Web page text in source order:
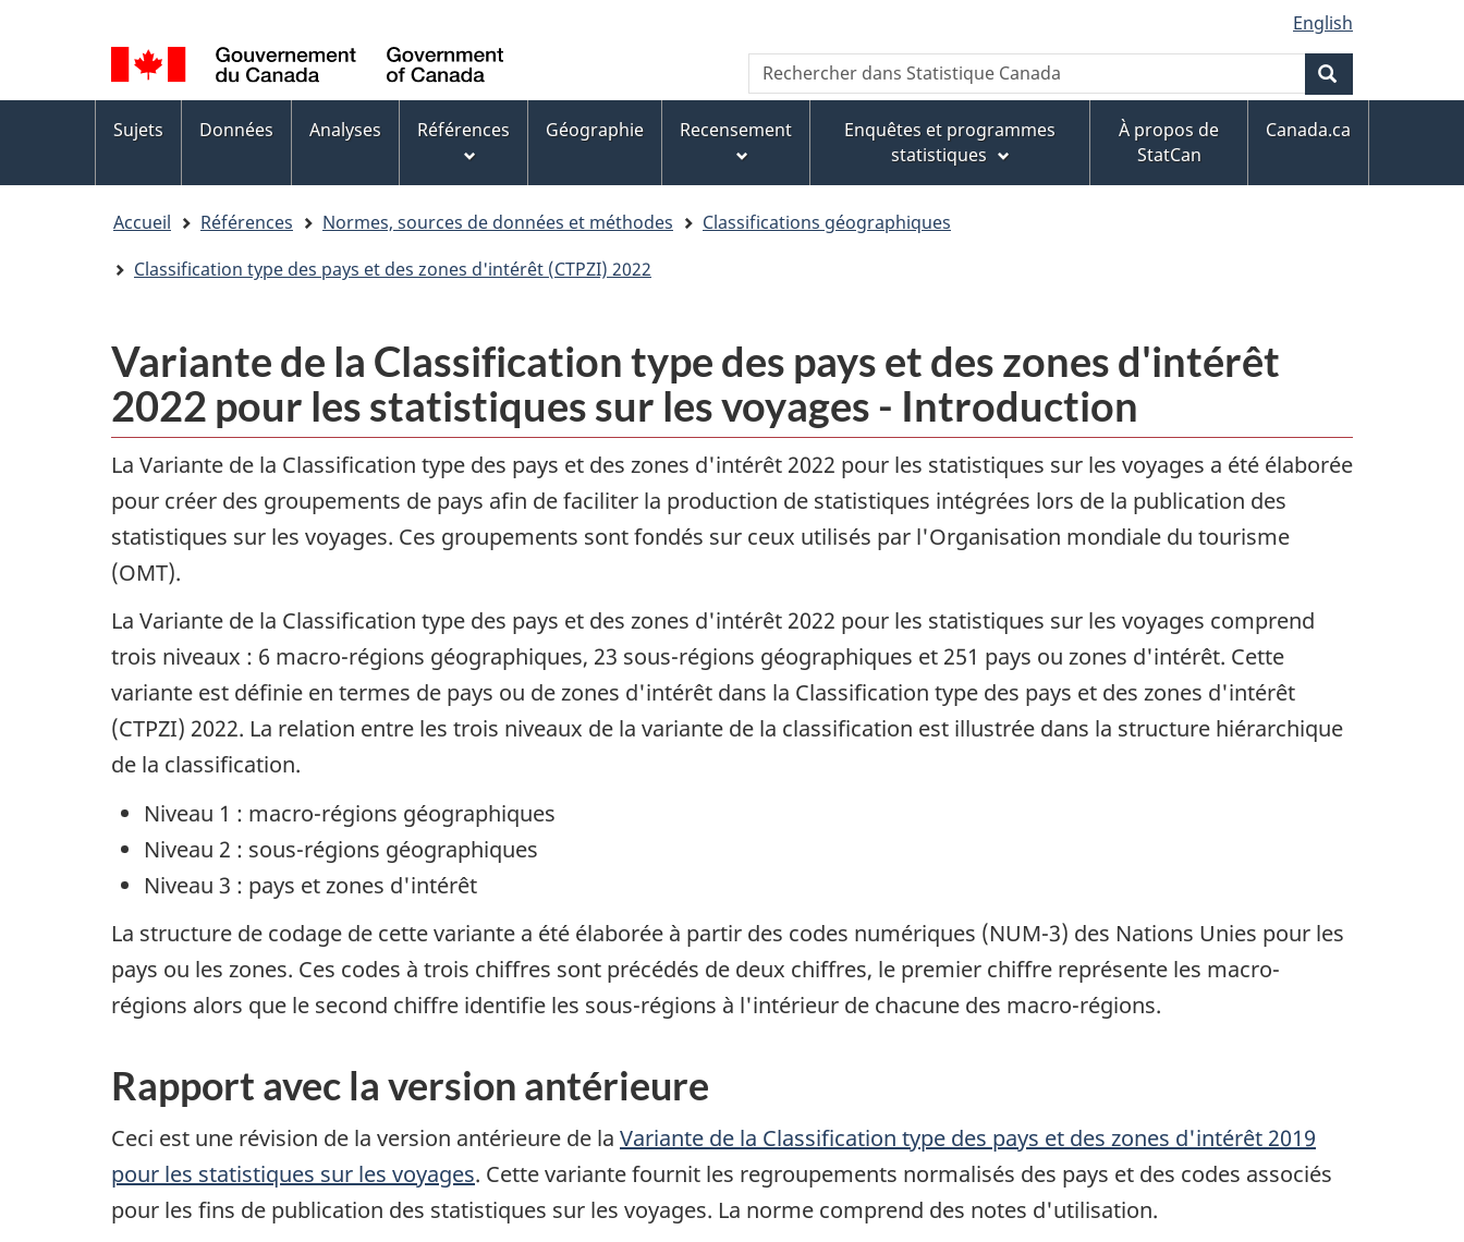
au
contenu
principal
au
pied
de
page
version
HTML
simplifiée
de
la
langue
Language
switcher
English
WxT
Search
form
Rechercher
dans
Canada
Menus
des
sujets
Sujets Données Analyses Références Géographie Recensement
Enquêtes et programmes
statistiques
À propos de
StatCan
Canada.ca
Accueil Références Normes, sources de données et méthodes
Classifications géographiques
Classification type des pays et des zones d'intérêt (CTPZI) 2022
Variante de la Classification type des pays et des zones d'intérêt
2022 pour les statistiques sur les voyages - Introduction
La Variante de la Classification type des pays et des zones d'intérêt 2022 pour les statistiques sur les voyages a été élaborée
pour créer des groupements de pays afin de faciliter la production de statistiques intégrées lors de la publication des
statistiques sur les voyages. Ces groupements sont fondés sur ceux utilisés par l'Organisation mondiale du tourisme
(OMT).
La Variante de la Classification type des pays et des zones d'intérêt 2022 pour les statistiques sur les voyages comprend
trois niveaux : 6 macro-régions géographiques, 23 sous-régions géographiques et 251 pays ou zones d'intérêt. Cette
variante est définie en termes de pays ou de zones d'intérêt dans la Classification type des pays et des zones d'intérêt
(CTPZI) 2022. La relation entre les trois niveaux de la variante de la classification est illustrée dans la structure hiérarchique
de la classification.
Niveau 1 : macro-régions géographiques
Niveau 2 : sous-régions géographiques
Niveau 3 : pays et zones d'intérêt
La structure de codage de cette variante a été élaborée à partir des codes numériques (NUM-3) des Nations Unies pour les
pays ou les zones. Ces codes à trois chiffres sont précédés de deux chiffres, le premier chiffre représente les macro-
régions alors que le second chiffre identifie les sous-régions à l'intérieur de chacune des macro-régions.
Rapport avec la version antérieure
Ceci est une révision de la version antérieure de la Variante de la Classification type des pays et des zones d'intérêt 2019
pour les statistiques sur les voyages. Cette variante fournit les regroupements normalisés des pays et des codes associés
pour les fins de publication des statistiques sur les voyages. La norme comprend des notes d'utilisation.